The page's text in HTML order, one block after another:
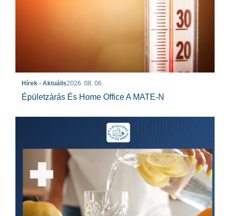
Hírek - Aktuális2026. 08. 06.
Épületzárás És Home Office A MATE-N